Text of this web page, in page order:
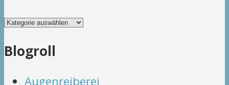
Schubladen
Blogroll
Augenreiberei